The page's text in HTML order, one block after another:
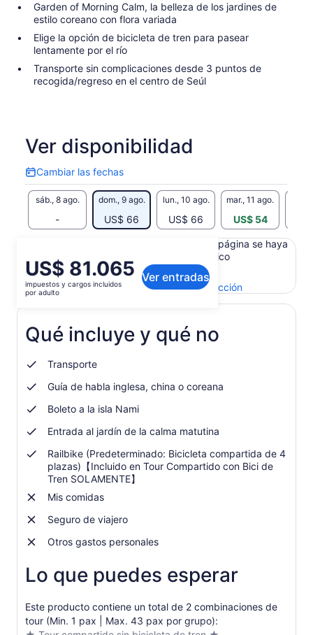
Garden of Morning Calm, la belleza de los jardines de
estilo coreano con flora variada
Elige la opción de bicicleta de tren para pasear
lentamente por el río
Transporte sin complicaciones desde 3 puntos de
recogida/regreso en el centro de Seúl
Ver disponibilidad
Cambiar las fechas
Cambiar
las
fechas
sáb., 8 ago.
-
dom., 9 ago.
US$ 66
lun., 10 ago.
US$ 66
mar., 11 ago.
US$ 54
El
precio
es
por
US$ 81.065
impuestos y cargos incluidos
por adulto
Ver entradas
Es posible que el contenido de esta página se haya
generado con un traductor automático
Ver el texto original (inglés)
Enviar comentarios sobre esta traducciónSe
Qué incluye y qué no
Transporte
Guía de habla inglesa, china o coreana
Boleto a la isla Nami
Entrada al jardín de la calma matutina
Railbike (Predeterminado: Bicicleta compartida de 4
plazas)【Incluido en Tour Compartido con Bici de
Tren SOLAMENTE】
Mis comidas
Seguro de viajero
Otros gastos personales
Lo que puedes esperar
Este producto contiene un total de 2 combinaciones de
tour (Min. 1 pax | Max. 43 pax por grupo):